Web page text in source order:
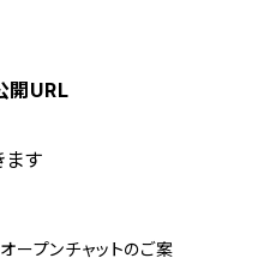
開URL
す
ープンチャットのご案